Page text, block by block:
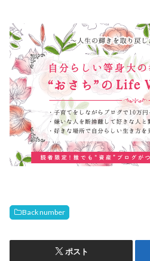
Back number
ポスト